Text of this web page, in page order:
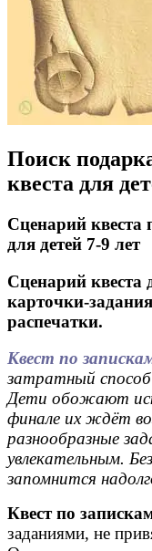
Поиск
квеста для
Сценарий квеста
для детей 7-9 лет
Сценарий
карточки-
распечатки.
Квест по
затратный
Дети обожают
финале их ждёт
разнообразные
увлекательным.
запомнится
Квест по
заданиями, не